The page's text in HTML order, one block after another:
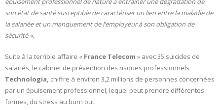
son état de santé susceptible de caractériser un lien entre la maladie de
la salariée et un manquement de l’employeur à son obligation de
sécurité ».
Suite à la terrible affaire « France Telecom » avec 35 suicides de
salariés, le cabinet de prévention des risques professionnels
Technologia, chiffre à environ 3,2 millions de personnes concernées
par un épuisement professionnel, lequel peut prendre différentes
formes, du stress au burn out.